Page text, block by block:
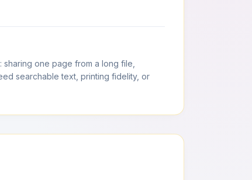
one page from a long file,
searchable text, printing fidelity, or